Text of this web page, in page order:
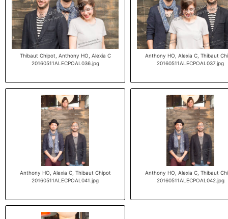
Thibaut Chipot, Anthony HO, Alexia C
20160511ALECPOAL036.jpg
Anthony HO, Alexia C, Thibaut
20160511ALECPOAL037.jpg
Anthony HO, Alexia C, Thibaut Chipot
20160511ALECPOAL041.jpg
Anthony HO, Alexia C, Thibaut
20160511ALECPOAL042.jpg